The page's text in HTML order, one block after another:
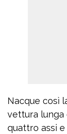
Nacque così
vettura lunga
quattro assi